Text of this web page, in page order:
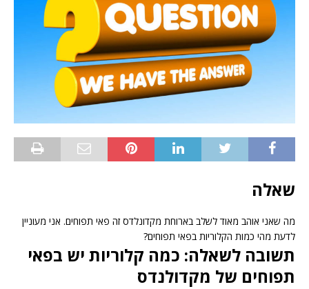
שאלה
מה שאני אוהב מאוד לשלב בארוחת מקדונלדס זה פאי תפוחים. אני מעוניין
לדעת מהי כמות הקלוריות בפאי תפוחים?
תשובה לשאלה: כמה קלוריות יש בפאי
תפוחים של מקדולנדס